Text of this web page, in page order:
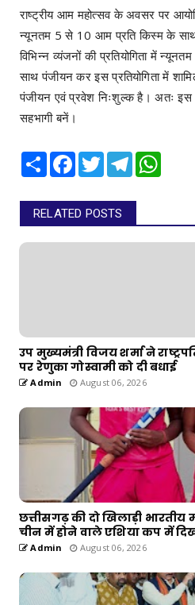
राष्ट्रीय आम महोत्सव के अवसर पर
न्यूनतम 5 से 10 आम प्रति किस्म के
विभिन्न व्यंजनों की प्रतियोगिता में
साथ पंजीयन कर इस प्रतियोगिता में
पंजीयन एवं प्रवेश निःशुल्क है। अतः
सहभागी बनें।
Share Facebook
TwitterTelegram
RELATED POSTS
उप मुख्यमंत्री विजय शर्मा ने
पर रेणुका गोस्वामी को दी बधाई
Admin August 06, 2026
छत्तीसगढ़ की दो खिलाड़ी
चीन में होने वाले एशिया कप में
Admin August 06, 2026